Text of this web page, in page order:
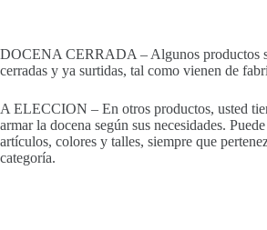
DOCENA CERRADA – Algunos productos
cerradas y ya surtidas, tal como vienen de
A ELECCION – En otros productos, usted
armar la docena según sus necesidades.
artículos, colores y talles, siempre que
categoría.